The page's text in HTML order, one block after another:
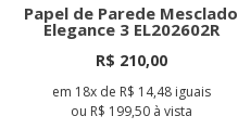
Papel de Parede Mesclado
Elegance 3 EL202602R
R$ 210,00
em 18xde R$ 14,48 iguais
ou R$ 199,50à vista